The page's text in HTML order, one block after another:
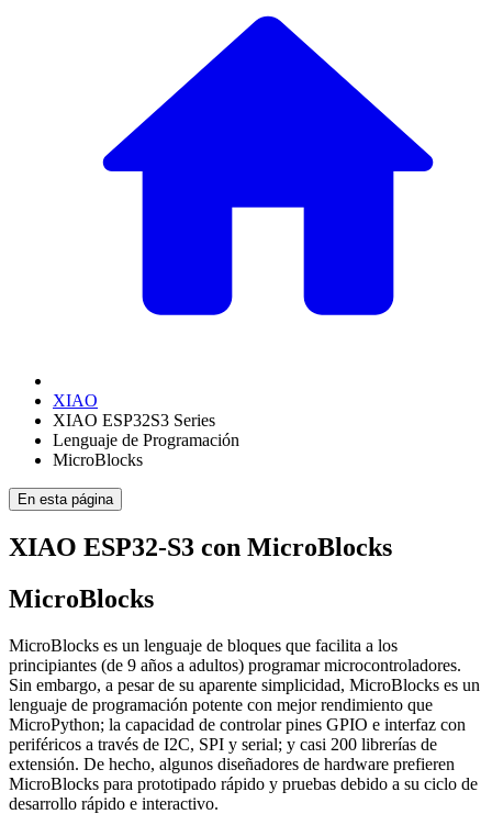
XIAO
XIAO ESP32S3 Series
Lenguaje de Programación
MicroBlocks
En esta página
XIAO ESP32-S3 con MicroBlocks
MicroBlocks
MicroBlocks es un lenguaje de bloques que facilita a los
principiantes (de 9 años a adultos) programar microcontroladores.
Sin embargo, a pesar de su aparente simplicidad, MicroBlocks es un
lenguaje de programación potente con mejor rendimiento que
MicroPython; la capacidad de controlar pines GPIO e interfaz con
periféricos a través de I2C, SPI y serial; y casi 200 librerías de
extensión. De hecho, algunos diseñadores de hardware prefieren
MicroBlocks para prototipado rápido y pruebas debido a su ciclo de
desarrollo rápido e interactivo.